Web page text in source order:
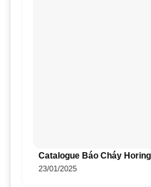
Catalogue Báo Cháy
23/01/2025